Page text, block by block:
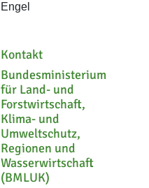
Engel
Kontakt
Bundesministerium
für Land- und
Forstwirtschaft,
Klima- und
Umweltschutz,
Regionen und
Wasserwirtschaft
(BMLUK)